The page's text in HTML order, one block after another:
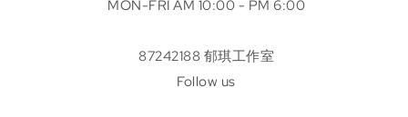
MON-FRI AM 10:00 - PM 6:00
87242188 郁琪工作室
Follow us